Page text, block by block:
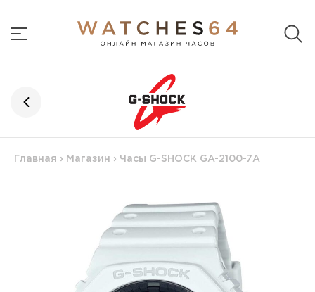
Главная › Магазин › Часы G-SHOCK GA-2100-7A